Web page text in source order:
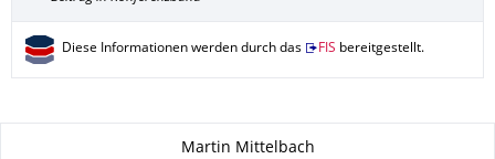
Diese Informationen werden durch das FIS bereitgestellt.
Martin Mittelbach